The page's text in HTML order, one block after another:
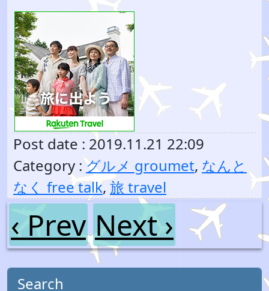
Post date : 2019.11.21 22:09
Category : グルメ groumet, なんと
なく free talk, 旅 travel
‹ Prev Next ›
Search